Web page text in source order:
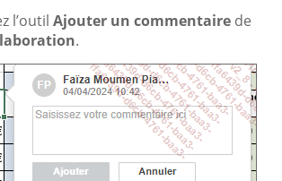
l’outil Ajouter un commentaire de
.